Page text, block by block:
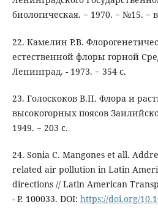
биологическая. − 1970. − №15. −
22. Камелин Р.В.
естественной флоры горной
Ленинград. - 1973. − 354 с.
23. Голоскоков В.П. Флора и
высокогорных поясов
1949. − 203 с.
24. Sonia C. Mangones et all.
related air pollution in Latin
directions // Latin American
- Р. 100033. DOI: https://doi.org/